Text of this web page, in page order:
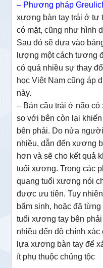
– Phương pháp
xương bàn tay trái ở tư
có mặt, cũng như hình
Sau đó sẽ dựa vào
lượng một cách tương
có quá nhiều sự thay
học Việt Nam cũng áp
này.
– Bán cầu trái ở não
so với bên còn lại
bên phải. Do nửa
nhiều, dẫn đến xương
hơn và sẽ cho kết quả
tuổi xương. Trong các
quang tuổi xương nói
được ưu tiên. Tuy
bẩm sinh, hoặc đã
tuổi xương tay bên
nhiều đến độ chính xác
lựa xương bàn tay để
ít phụ thuộc chủng tộc